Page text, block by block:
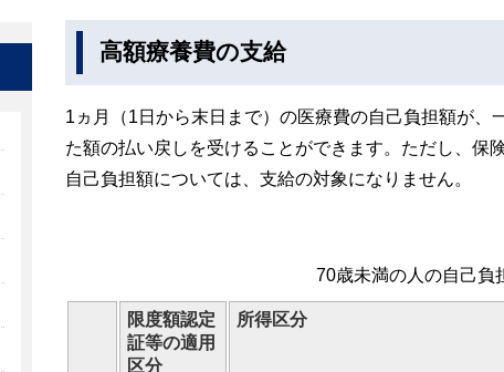
高額療養費の支給
1ヵ月（1日から末日まで）の医療費の自己負担額が、
た額の払い戻しを受けることができます。ただし、保
自己負担額については、支給の対象になりません。
70歳未満の人の自己負
限度額認定
証等の適用
区分
所得区分